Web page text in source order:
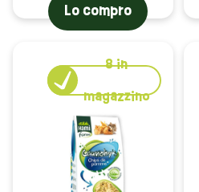
Lo compro
8in
magazzino